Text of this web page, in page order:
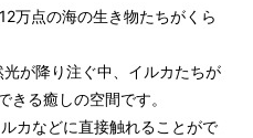
万点の海の生き物たちがくら
光が降り注ぐ中、イルカたちが
きる癒しの空間です。
カなどに直接触れることがで